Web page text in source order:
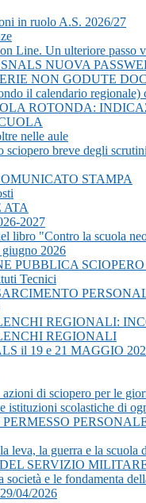
in ruolo A.S. 2026/27
Line. Un ulteriore passo
NUOVA
NON GODUTE
il calendario regionale)
ROTONDA:
nelle aule
breve degli scrutini
STAMPA
ATA
2027
libro "Contro la scuola
2026
PUBBLICA
Tecnici
REGIONALI:
REGIONALI
il 19 e 21 MAGGIO
di sciopero per le
istituzioni scolastiche di
la guerra e la
SERVIZIO
e le fondamenta
04/2026